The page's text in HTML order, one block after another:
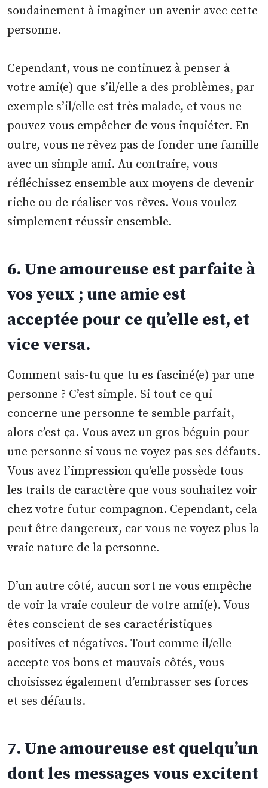
soudainement à imaginer un avenir avec cette
personne.
Cependant, vous ne continuez à penser à
votre ami(e) que s’il/elle a des problèmes, par
exemple s’il/elle est très malade, et vous ne
pouvez vous empêcher de vous inquiéter. En
outre, vous ne rêvez pas de fonder une famille
avec un simple ami. Au contraire, vous
réfléchissez ensemble aux moyens de devenir
riche ou de réaliser vos rêves. Vous voulez
simplement réussir ensemble.
6. Une amoureuse est parfaite à
vos yeux ; une amie est
acceptée pour ce qu’elle est, et
vice versa.
Comment sais-tu que tu es fasciné(e) par une
personne ? C’est simple. Si tout ce qui
concerne une personne te semble parfait,
alors c’est ça. Vous avez un gros béguin pour
une personne si vous ne voyez pas ses défauts.
Vous avez l’impression qu’elle possède tous
les traits de caractère que vous souhaitez voir
chez votre futur compagnon. Cependant, cela
peut être dangereux, car vous ne voyez plus la
vraie nature de la personne.
D’un autre côté, aucun sort ne vous empêche
de voir la vraie couleur de votre ami(e). Vous
êtes conscient de ses caractéristiques
positives et négatives. Tout comme il/elle
accepte vos bons et mauvais côtés, vous
choisissez également d’embrasser ses forces
et ses défauts.
7. Une amoureuse est quelqu’un
dont les messages vous excitent